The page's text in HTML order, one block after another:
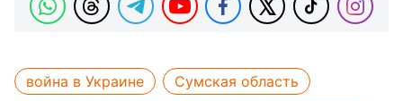
война в Украине
Сумская область